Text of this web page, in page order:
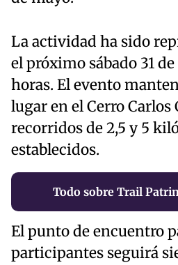
La actividad ha sido
el próximo sábado 31 de
horas. El evento
lugar en el Cerro Carlos
recorridos de 2,5 y 5
establecidos.
Todo sobre Trail
El punto de encuentro
participantes seguirá